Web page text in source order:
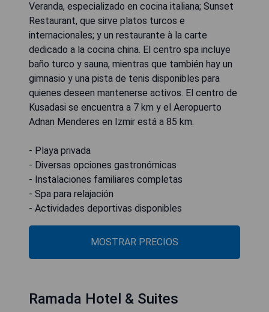
Veranda, especializado en cocina italiana; Sunset
Restaurant, que sirve platos turcos e
internacionales; y un restaurante à la carte
dedicado a la cocina china. El centro spa incluye
baño turco y sauna, mientras que también hay un
gimnasio y una pista de tenis disponibles para
quienes deseen mantenerse activos. El centro de
Kusadasi se encuentra a 7 km y el Aeropuerto
Adnan Menderes en Izmir está a 85 km.
- Playa privada
- Diversas opciones gastronómicas
- Instalaciones familiares completas
- Spa para relajación
- Actividades deportivas disponibles
MOSTRAR PRECIOS
Ramada Hotel & Suites